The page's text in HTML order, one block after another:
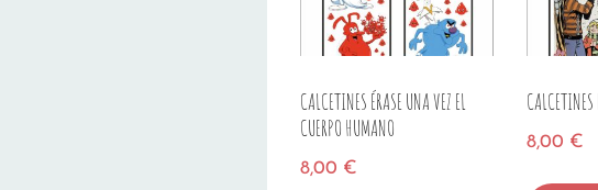
CALCETINES ÉRASE UNA VEZ EL
CUERPO HUMANO
8,00 €
CALCETINES
8,00 €